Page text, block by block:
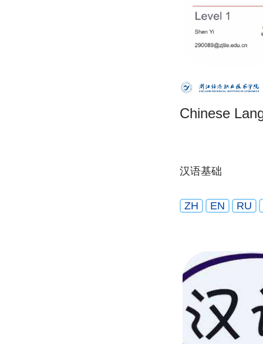
Chinese
汉语基础
ZH EN RU